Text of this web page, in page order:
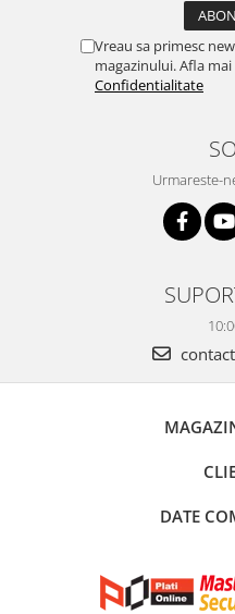
Vreau sa primesc
magazinului. Afla
Confidentialitate
Urmareste-
DATE